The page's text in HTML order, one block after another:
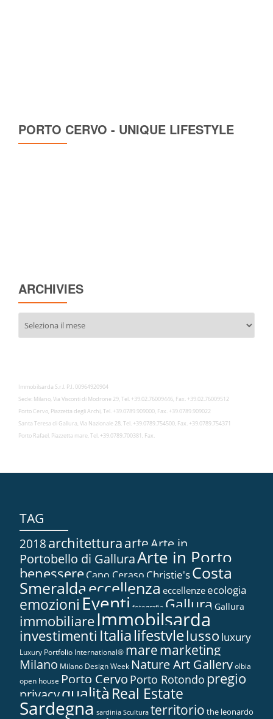
PORTO CERVO - UNIQUE LIFESTYLE
ARCHIVIES
Immobilsarda S.r.l. P.I. 00964920904
Sede: Milano, Via Visconti di Modrone 29, Tel. +39.02.76009446, Fax. +39.02.76009512
Porto Cervo, Piazzetta degli Archi, Tel. +39.0789.909000, Fax. +39.0789.909022
Santa Teresa di Gallura, Via Nazionale 28, Tel. +39.0789.754500, Fax. +39.0789.754371
Porto Rafael, Piazzetta mare, Tel. +39.0789.700381, Fax.
TAG
2018architetturaarteArte in...
Portobello di GalluraArte in Porto
benessereCapo Ceraso Christie'sCosta
Smeraldaeccellenza eccellenze ecologia
emozioni Eventi fotografia Gallura Gallura
immobiliareImmobilsarda
investimenti Italialifestylelusso luxury
Luxury Portfolio International® maremarketing
Milano Milano Design Week Nature Art Galleryolbia
open house Porto Cervo Porto Rotondo pregio
privacyqualità Real Estate
Sardegna sardinia Scultura territorio the leonardo